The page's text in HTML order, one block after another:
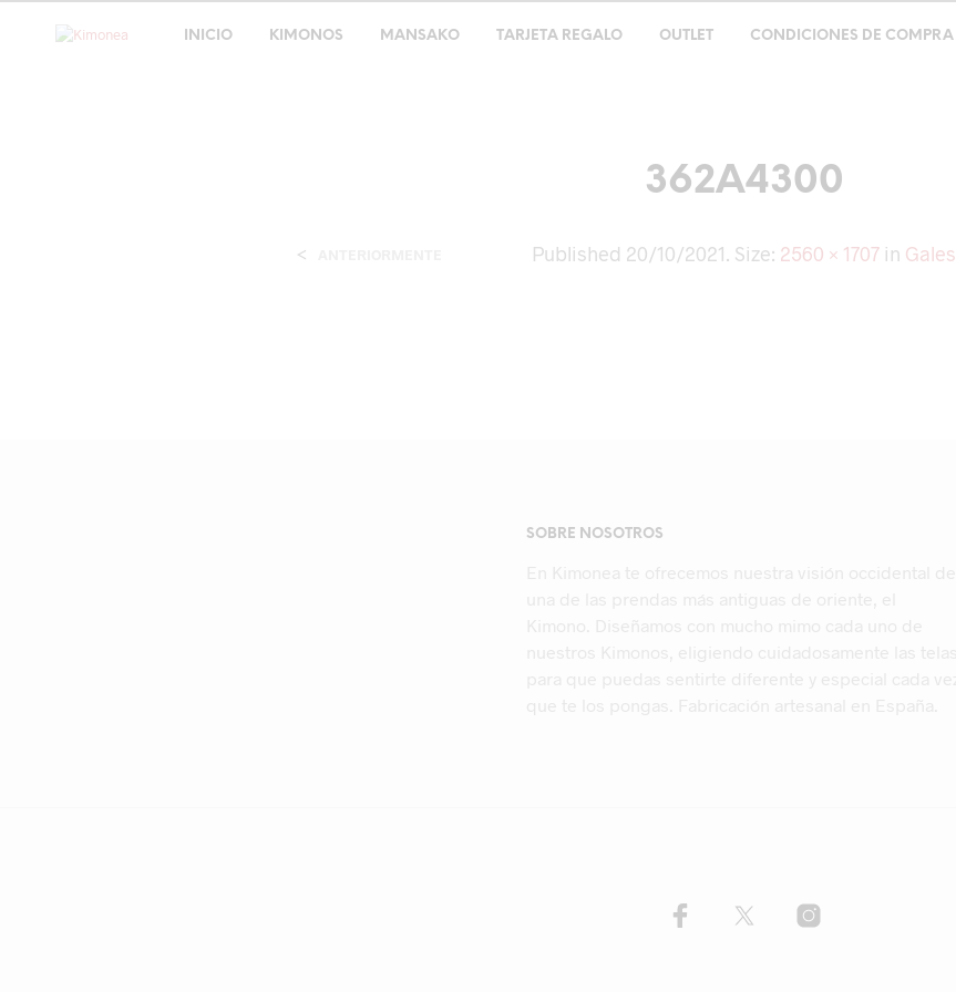
INICIO KIMONOS MANSAKO TARJETA REGALO OUTLET CONDICIONES DE COMPRA
362A4300
Published 20/10/2021. Size: 2560 × 1707 in Gales
<
SOBRE NOSOTROS